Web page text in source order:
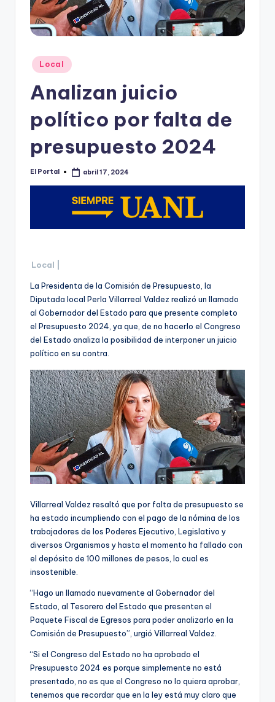
Publicado
en
Local
Analizan juicio
político por falta de
presupuesto 2024
Publicado
El Portal abril 17, 2024
Local |
La Presidenta de la Comisión de Presupuesto, la
Diputada local Perla Villarreal Valdez realizó un llamado
al Gobernador del Estado para que presente completo
el Presupuesto 2024, ya que, de no hacerlo el Congreso
del Estado analiza la posibilidad de interponer un juicio
político en su contra.
Villarreal Valdez resaltó que por falta de presupuesto se
ha estado incumpliendo con el pago de la nómina de los
trabajadores de los Poderes Ejecutivo, Legislativo y
diversos Organismos y hasta el momento ha fallado con
el depósito de 100 millones de pesos, lo cual es
insostenible.
“Hago un llamado nuevamente al Gobernador del
Estado, al Tesorero del Estado que presenten el
Paquete Fiscal de Egresos para poder analizarlo en la
Comisión de Presupuesto”, urgió Villarreal Valdez.
“Si el Congreso del Estado no ha aprobado el
Presupuesto 2024 es porque simplemente no está
presentado, no es que el Congreso no lo quiera aprobar,
tenemos que recordar que en la ley está muy claro que